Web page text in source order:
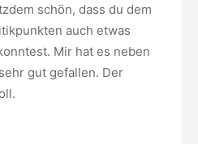
schön, dass du dem
auch etwas
Mir hat es neben
gut gefallen. Der